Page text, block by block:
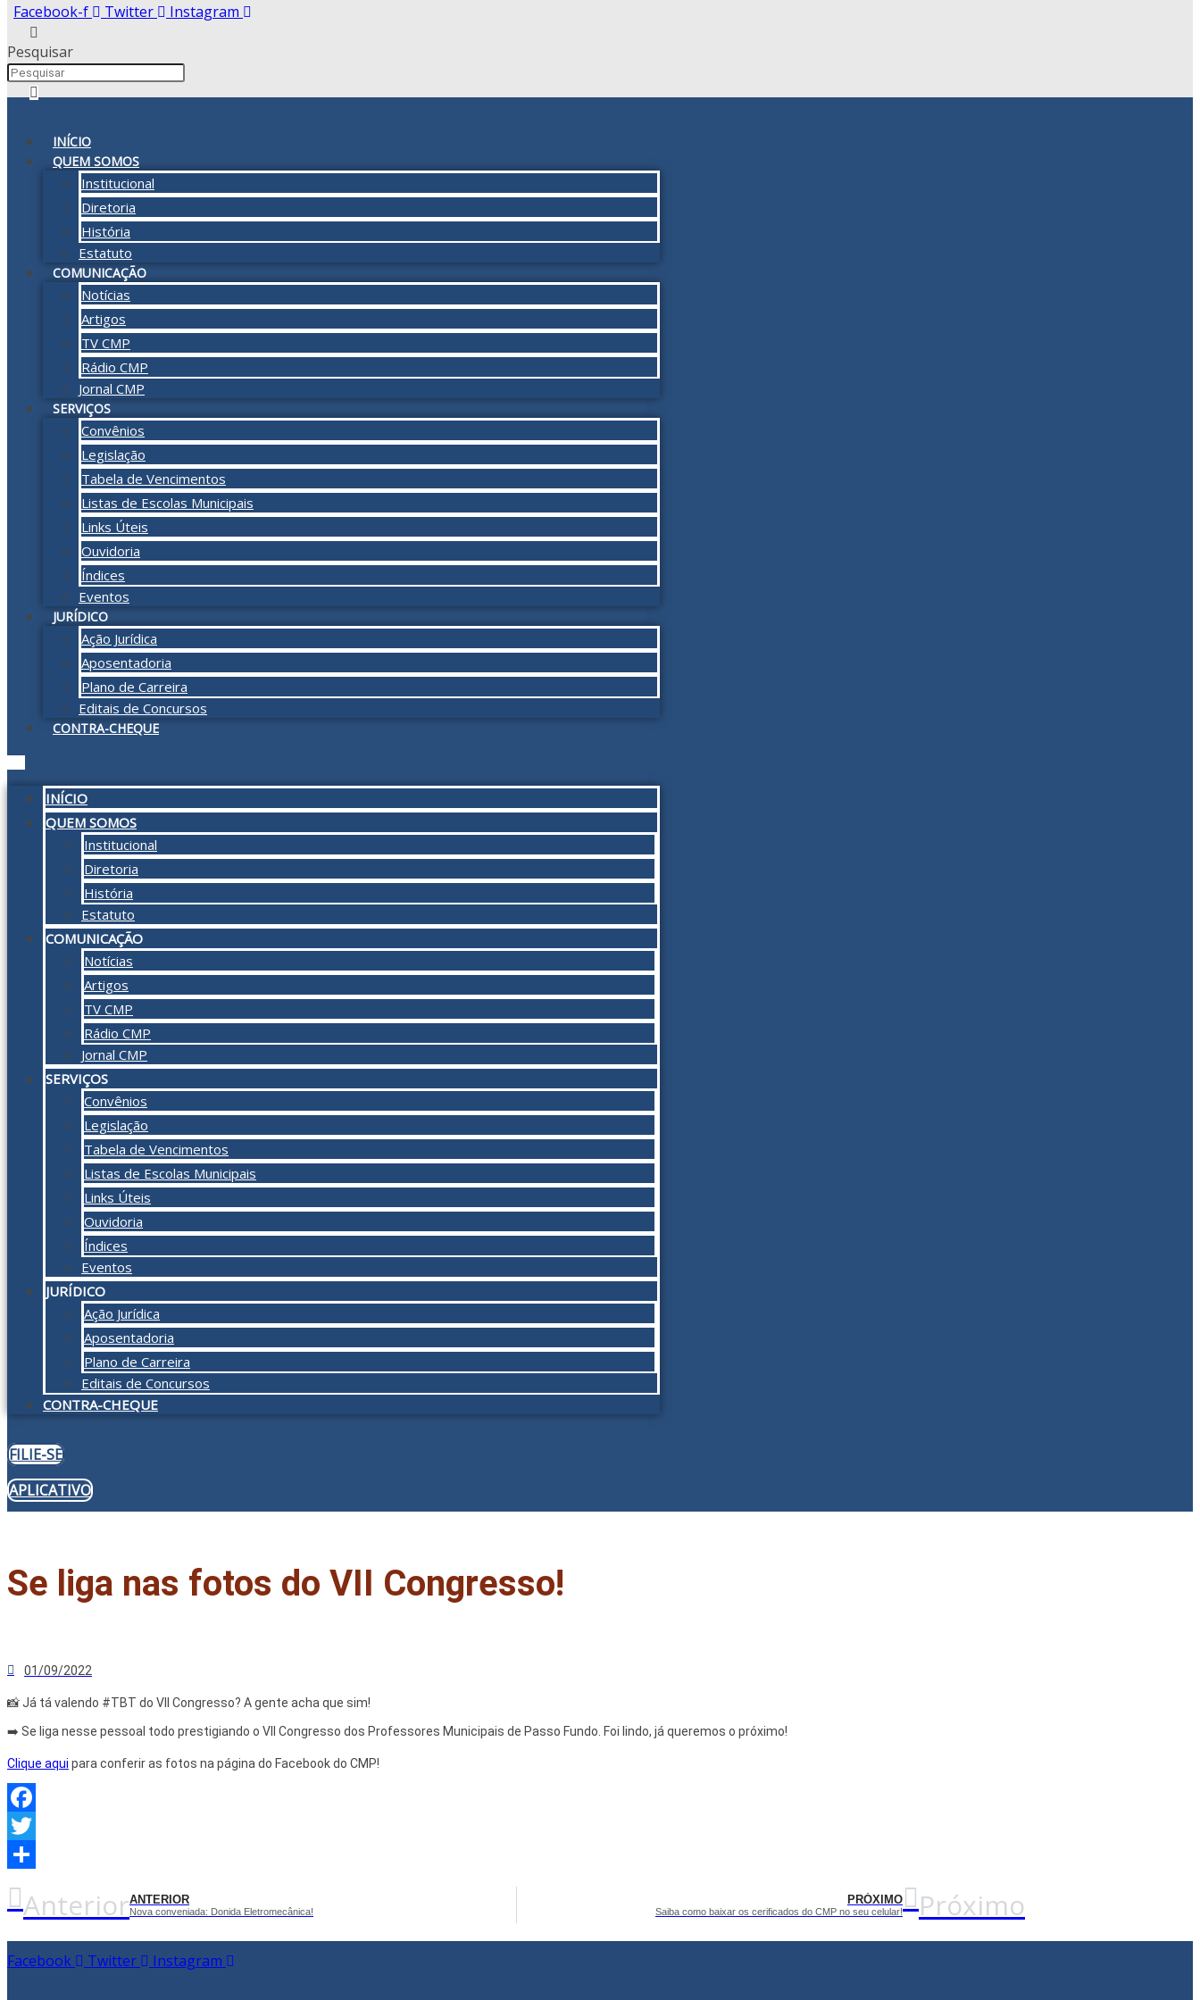
Facebook-f Twitter Instagram
Pesquisar
INÍCIO
QUEM SOMOS
Institucional
Diretoria
História
Estatuto
COMUNICAÇÃO
Notícias
Artigos
TV CMP
Rádio CMP
Jornal CMP
SERVIÇOS
Convênios
Legislação
Tabela de Vencimentos
Listas de Escolas Municipais
Links Úteis
Ouvidoria
Índices
Eventos
JURÍDICO
Ação Jurídica
Aposentadoria
Plano de Carreira
Editais de Concursos
CONTRA-CHEQUE
INÍCIO
QUEM SOMOS
Institucional
Diretoria
História
Estatuto
COMUNICAÇÃO
Notícias
Artigos
TV CMP
Rádio CMP
Jornal CMP
SERVIÇOS
Convênios
Legislação
Tabela de Vencimentos
Listas de Escolas Municipais
Links Úteis
Ouvidoria
Índices
Eventos
JURÍDICO
Ação Jurídica
Aposentadoria
Plano de Carreira
Editais de Concursos
CONTRA-CHEQUE
FILIE-SE
APLICATIVO
Se liga nas fotos do VII Congresso!
01/09/2022
📸 Já tá valendo #TBT do VII Congresso? A gente acha que sim!
➡️ Se liga nesse pessoal todo prestigiando o VII Congresso dos Professores Municipais de Passo Fundo. Foi lindo, já queremos o próximo!
Clique aqui para conferir as fotos na página do Facebook do CMP!
Facebook
Twitter
AnteriorANTERIOR
Nova conveniada: Donida Eletromecânica!
PRÓXIMO
Saiba como baixar os cerificados do CMP no seu celular! Próximo
Facebook Twitter Instagram